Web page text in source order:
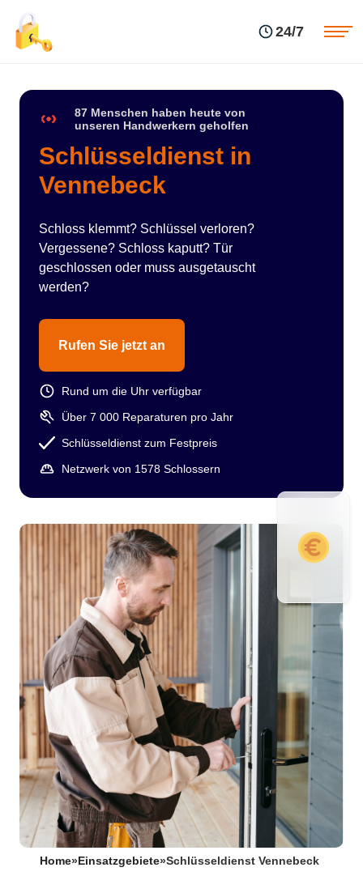
24/7
87 Menschen haben heute von
unseren Handwerkern geholfen
Schlüsseldienst in
Vennebeck
Schloss klemmt? Schlüssel verloren?
Vergessene? Schloss kaputt? Tür
geschlossen oder muss ausgetauscht
werden?
Rufen Sie jetzt an
Rund um die Uhr verfügbar
Über 7 000 Reparaturen pro Jahr
Schlüsseldienst zum Festpreis
Netzwerk von 1578 Schlossern
Home» Einsatzgebiete»Schlüsseldienst Vennebeck